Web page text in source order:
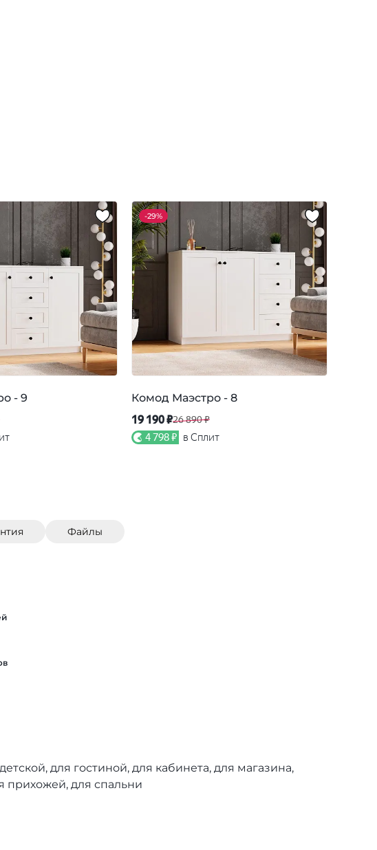
- 9
-29%
Комод Маэстро - 8
19 190 ₽26 890 ₽
4 798 ₽ в Сплит
Файлы
для гостиной, для кабинета, для магазина,
прихожей, для спальни